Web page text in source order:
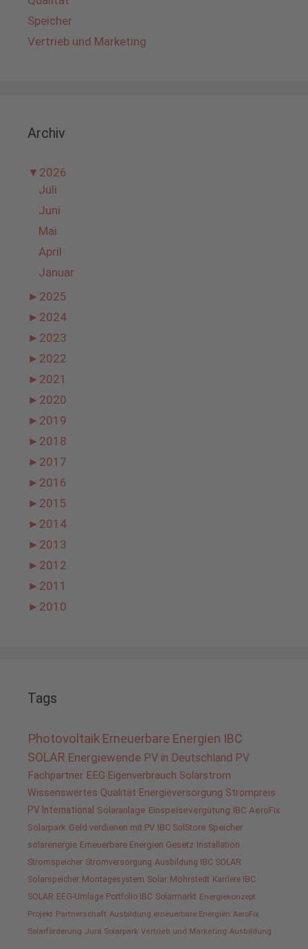
Speicher
Vertrieb und Marketing
Archiv
▼ 2026
Juli
Juni
Mai
April
Januar
► 2025
► 2024
► 2023
► 2022
► 2021
► 2020
► 2019
► 2018
► 2017
► 2016
► 2015
► 2014
► 2013
► 2012
► 2011
► 2010
Tags
Photovoltaik Erneuerbare Energien IBC
SOLAR Energiewende PV in Deutschland PV
Fachpartner EEG Eigenverbrauch Solarstrom
Wissenswertes Qualität Energieversorgung Strompreis
PV International Solaranlage Einspeisevergütung IBC AeroFix
Solarpark Geld verdienen mit PV IBC SolStore Speicher
solarenergie Erneuerbare Energien Gesetz Installation
Stromspeicher Stromversorgung Ausbildung IBC SOLAR
Solarspeicher Montagesystem Solar Möhrstedt Karriere IBC
SOLAR EEG-Umlage Portfolio IBC Solarmarkt Energiekonzept
Projekt Partnerschaft Ausbildung erneuerbare Energien AeroFix
Solarförderung Jura Solarpark Vertrieb und Marketing Ausbildung